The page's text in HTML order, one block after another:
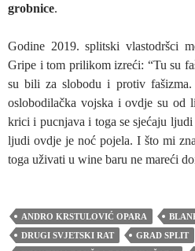
grobnice.
Godine 2019. splitski vlastodršci
Gripe i tom prilikom izreći: “Tu su
su bili za slobodu i protiv
oslobodilačka vojska i ovdje su od
krici i pucnjava i toga se sjećaju
ljudi ovdje je noć pojela. I što mi
toga uživati u wine baru ne mareći
ANDRO KRSTULOVIĆ OPARA
DRUGI SVJETSKI RAT
GRAD SPLIT